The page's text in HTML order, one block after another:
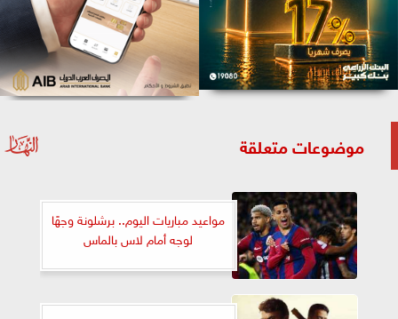
موضوعات متعلقة
مواعيد مباريات اليوم.. برشلونة وجهًا
لوجه أمام لاس بالماس